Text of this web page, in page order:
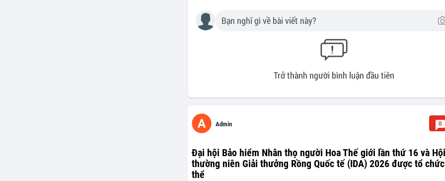
Trở thành người bình luận đầu tiên
Admin 0
Đại hội Bảo hiểm Nhân thọ người Hoa Thế giới lần thứ 16 và
thường niên Giải thưởng Rồng Quốc tế (IDA) 2026 được tổ
thể